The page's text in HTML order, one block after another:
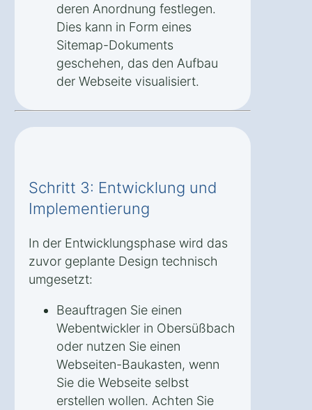
deren Anordnung festlegen.
Dies kann in Form eines
Sitemap-Dokuments
geschehen, das den Aufbau
der Webseite visualisiert.
Schritt 3: Entwicklung und
Implementierung
In der Entwicklungsphase wird das
zuvor geplante Design technisch
umgesetzt:
Beauftragen Sie einen
Webentwickler in Obersüßbach
oder nutzen Sie einen
Webseiten-Baukasten, wenn
Sie die Webseite selbst
erstellen wollen. Achten Sie